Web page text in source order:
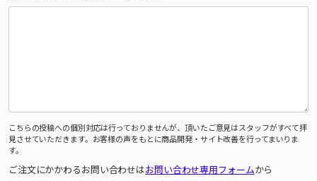
こちらの投稿への個別対応は行っておりませんが、頂いたご意見はスタッフがすべて拝
見させていただきます。お客様の声をもとに商品開発・サイト改善を行ってまいりま
す。
ご注文にかかわるお問い合わせはお問い合わせ専用フォームから